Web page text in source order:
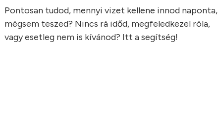
Pontosan tudod, mennyi vizet kellene innod naponta,
mégsem teszed? Nincs rá időd, megfeledkezel róla,
vagy esetleg nem is kívánod? Itt a segítség!